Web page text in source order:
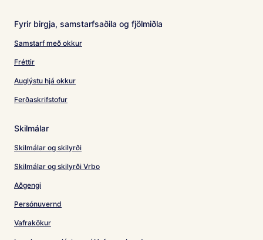
Fyrir birgja, samstarfsaðila og fjölmiðla
Samstarf með okkur
Fréttir
Auglýstu hjá okkur
Ferðaskrifstofur
Skilmálar
Skilmálar og skilyrði
Skilmálar og skilyrði Vrbo
Aðgengi
Persónuvernd
Vafrakökur